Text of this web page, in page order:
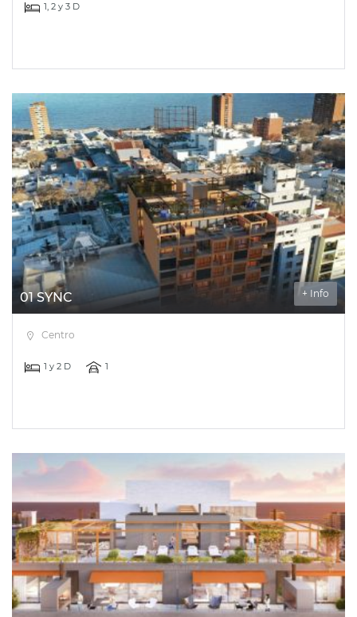
1, 2 y 3 D
01 SYNC + Info
Centro
1 y 2 D 1